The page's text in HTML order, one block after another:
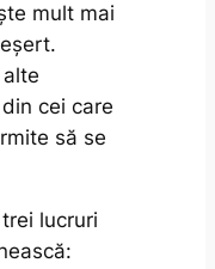
mult mai
cei care
să se
lucruri